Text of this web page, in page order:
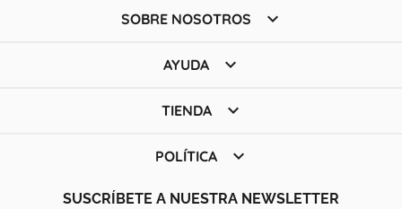
SOBRE NOSOTROS 
AYUDA 
TIENDA 
POLÍTICA 
SUSCRÍBETE A NUESTRA NEWSLETTER